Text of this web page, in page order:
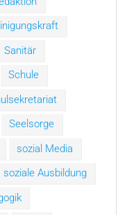
Sanitär
Schule
Seelsorge
sozial Media
soziale Ausbildung